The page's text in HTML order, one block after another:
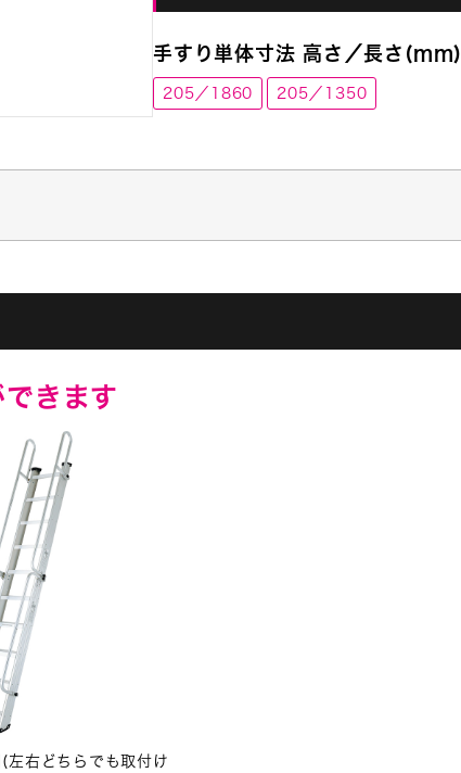
手すり単体寸法 高さ／長さ(mm)
205／1860 205／1350
きます
右どちらでも取付け